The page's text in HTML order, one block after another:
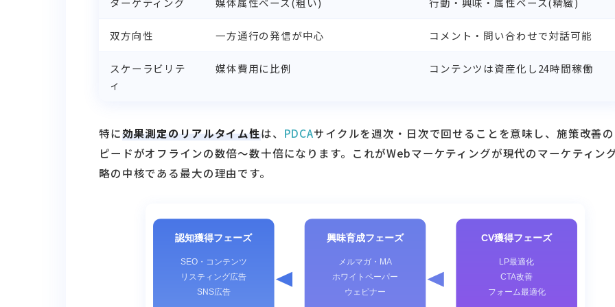
双方向性 一方通行の発信が中心 コメント・問い合わせで対話可能
スケーラビリテ
ィ
媒体費用に比例 コンテンツは資産化し24時間稼働
特に効果測定のリアルタイム性は、 PDCAサイクルを週次・日次で回せることを意味し、施策改善
ピードがオフラインの数倍〜数十倍になります。これがWebマーケティングが現代のマーケティン
略の中核である最大の理由です。